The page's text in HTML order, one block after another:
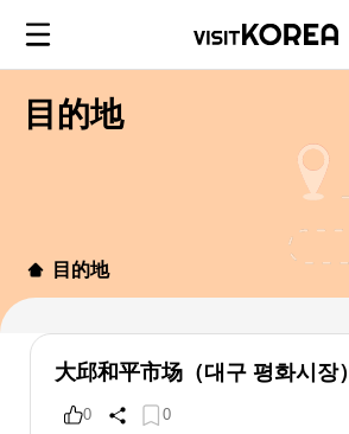
目的地
目的地
大邱和平市场（대구 평화시장）
0 0